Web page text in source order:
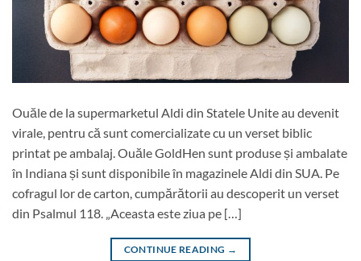
Ouăle de la supermarketul Aldi din Statele Unite au devenit
virale, pentru că sunt comercializate cu un verset biblic
printat pe ambalaj. Ouăle GoldHen sunt produse și ambalate
în Indiana și sunt disponibile în magazinele Aldi din SUA. Pe
cofragul lor de carton, cumpărătorii au descoperit un verset
din Psalmul 118. „Aceasta este ziua pe […]
CONTINUE READING →